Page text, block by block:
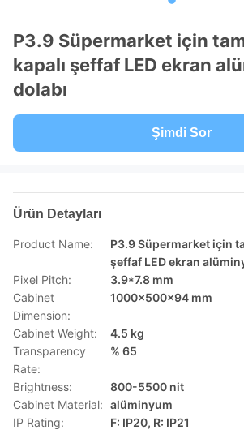
P3.9 Süpermarket için
kapalı şeffaf LED ekran
dolabı
Şimdi Sor
Ürün Detayları
Product Name:
P3.9 Süpermarket için
şeffaf LED ekran
Pixel Pitch:
3.9*7.8 mm
Cabinet
Dimension:
1000x500x94 mm
Cabinet Weight:
4.5 kg
Transparency
Rate:
% 65
Brightness:
800-5500 nit
Cabinet Material: alüminyum
IP Rating:
F: IP20, R: IP21